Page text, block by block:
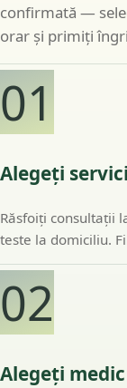
confirmată —
orar și primiți
01
Alegeți
Răsfoiți consultații
teste la domiciliu.
02
Alegeți